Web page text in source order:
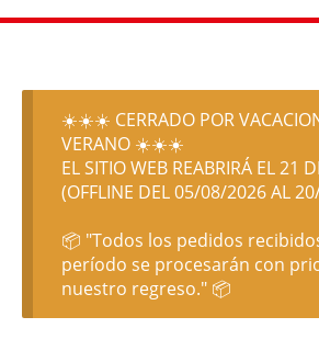
☀️☀️☀️ CERRADO POR
VERANO ☀️☀️☀️
EL SITIO WEB REABRIRÁ EL 21
(OFFLINE DEL 05/08/2026 AL
📦 "Todos los pedidos
período se procesarán con
nuestro regreso." 📦